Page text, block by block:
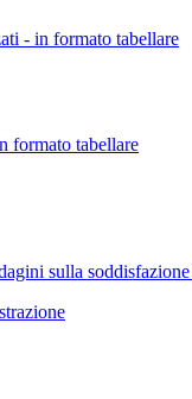
- in formato tabellare
formato tabellare
sulla